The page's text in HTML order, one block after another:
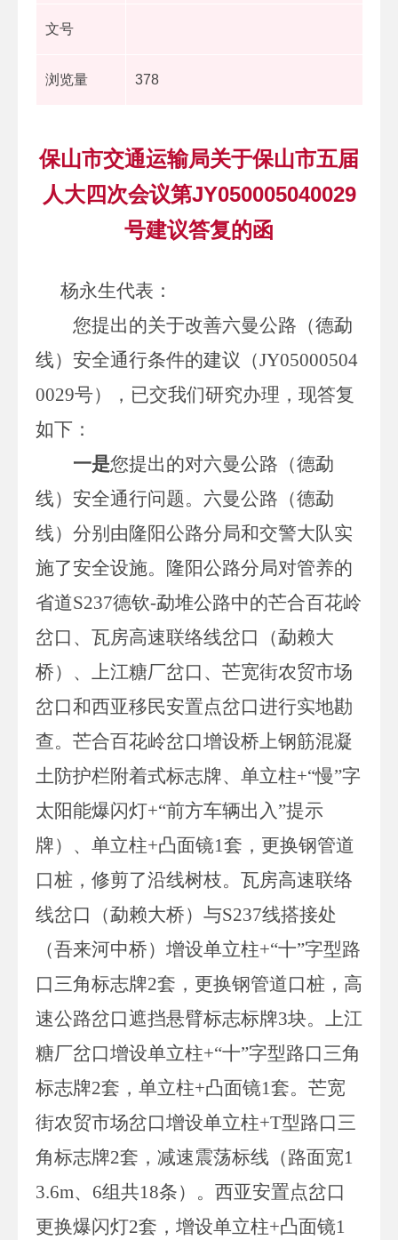
文号
浏览量 378
保山市交通运输局关于保山市五届
人大四次会议第JY050005040029
号建议答复的函
杨永生代表 ：
您提出的关于改善六曼公路（德勐
线）安全通行条件的建议（JY05000504
0029号），已交我们研究办理，现答复
如下：
一是您提出的对六曼公路（德勐
线）安全通行问题。 六曼公路（德勐
线）分别由隆阳公路分局和交警大队实
施了安全设施。隆阳公路分局对管养的
省道S237德钦-勐堆公路中的芒合百花岭
岔口、瓦房高速联络线岔口（勐赖大
桥）、上江糖厂岔口、芒宽街农贸市场
岔口和西亚移民安置点岔口进行实地勘
查。芒合百花岭岔口增设桥上钢筋混凝
土防护栏附着式标志牌、单立柱+“慢”字
太阳能爆闪灯+“前方车辆出入”提示
牌）、单立柱+凸面镜1套，更换钢管道
口桩，修剪了沿线树枝。瓦房高速联络
线岔口（勐赖大桥）与S237线搭接处
（吾来河中桥）增设单立柱+“十”字型路
口三角标志牌2套，更换钢管道口桩，高
速公路岔口遮挡悬臂标志标牌3块。上江
糖厂岔口增设单立柱+“十”字型路口三角
标志牌2套，单立柱+凸面镜1套。芒宽
街农贸市场岔口增设单立柱+T型路口三
角标志牌2套，减速震荡标线（路面宽1
3.6m、6组共18条）。西亚安置点岔口
更换爆闪灯2套，增设单立柱+凸面镜1